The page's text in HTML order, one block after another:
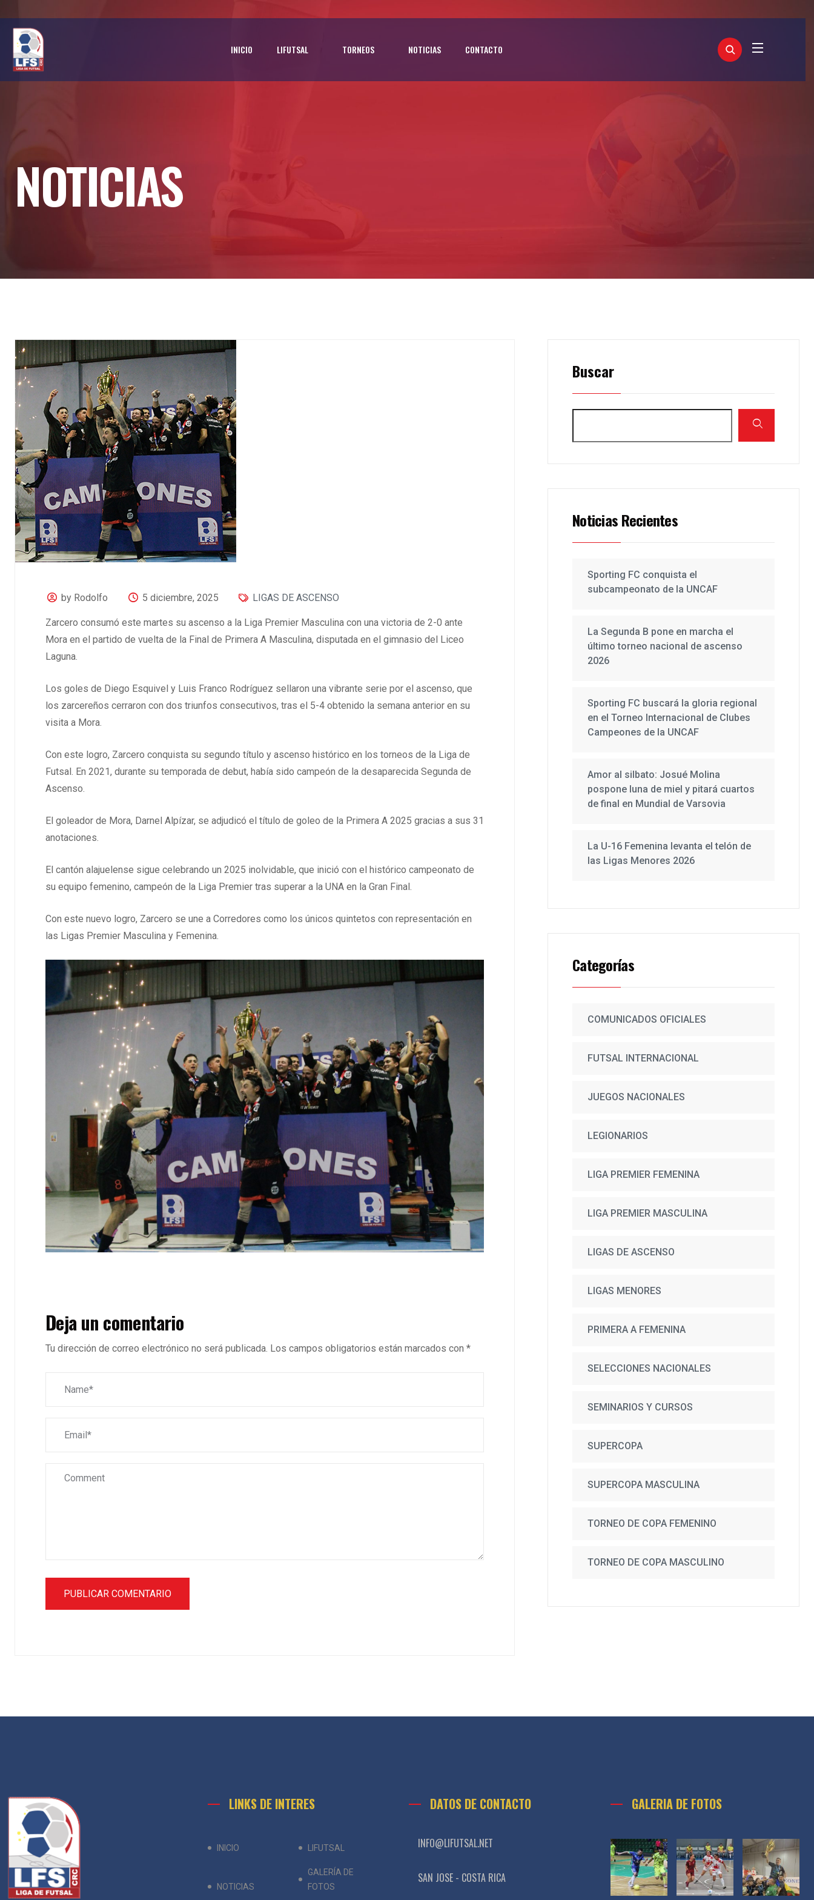
INICIO LIFUTSAL TORNEOS NOTICIAS CONTACTO
NOTICIAS
by Rodolfo 5 diciembre, 2025 LIGAS DE ASCENSO
Zarcero consumó este martes su ascenso a la Liga Premier Masculina con una victoria de 2-0 ante
Mora en el partido de vuelta de la Final de Primera A Masculina, disputada en el gimnasio del Liceo
Laguna.
Los goles de Diego Esquivel y Luis Franco Rodríguez sellaron una vibrante serie por el ascenso, que
los zarcereños cerraron con dos triunfos consecutivos, tras el 5-4 obtenido la semana anterior en su
visita a Mora.
Con este logro, Zarcero conquista su segundo título y ascenso histórico en los torneos de la Liga de
Futsal. En 2021, durante su temporada de debut, había sido campeón de la desaparecida Segunda de
Ascenso.
El goleador de Mora, Darnel Alpízar, se adjudicó el título de goleo de la Primera A 2025 gracias a sus 31
anotaciones.
El cantón alajuelense sigue celebrando un 2025 inolvidable, que inició con el histórico campeonato de
su equipo femenino, campeón de la Liga Premier tras superar a la UNA en la Gran Final.
Con este nuevo logro, Zarcero se une a Corredores como los únicos quintetos con representación en
las Ligas Premier Masculina y Femenina.
Deja un comentario
Tu dirección de correo electrónico no será publicada. Los campos obligatorios están marcados con *
Buscar
Noticias Recientes
Sporting FC conquista el
subcampeonato de la UNCAF
La Segunda B pone en marcha el
último torneo nacional de ascenso
2026
Sporting FC buscará la gloria regional
en el Torneo Internacional de Clubes
Campeones de la UNCAF
Amor al silbato: Josué Molina
pospone luna de miel y pitará cuartos
de final en Mundial de Varsovia
La U-16 Femenina levanta el telón de
las Ligas Menores 2026
Categorías
COMUNICADOS OFICIALES
FUTSAL INTERNACIONAL
JUEGOS NACIONALES
LEGIONARIOS
LIGA PREMIER FEMENINA
LIGA PREMIER MASCULINA
LIGAS DE ASCENSO
LIGAS MENORES
PRIMERA A FEMENINA
SELECCIONES NACIONALES
SEMINARIOS Y CURSOS
SUPERCOPA
SUPERCOPA MASCULINA
TORNEO DE COPA FEMENINO
TORNEO DE COPA MASCULINO
LINKS DE INTERES
INICIO LIFUTSAL
NOTICIAS
GALERÍA DE
FOTOS
DATOS DE CONTACTO
INFO@LIFUTSAL.NET
SAN JOSE - COSTA RICA
GALERIA DE FOTOS